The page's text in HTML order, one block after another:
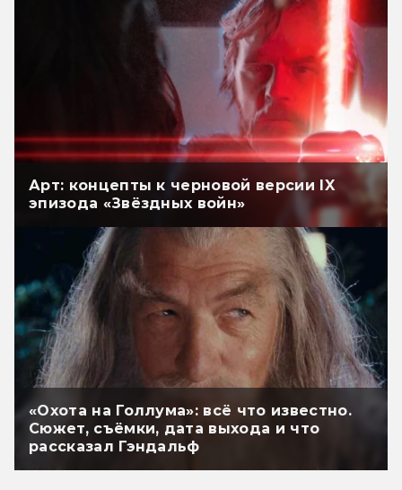
Арт: концепты к черновой версии IX
эпизода «Звёздных войн»
«Охота на Голлума»: всё что известно.
Сюжет, съёмки, дата выхода и что
рассказал Гэндальф